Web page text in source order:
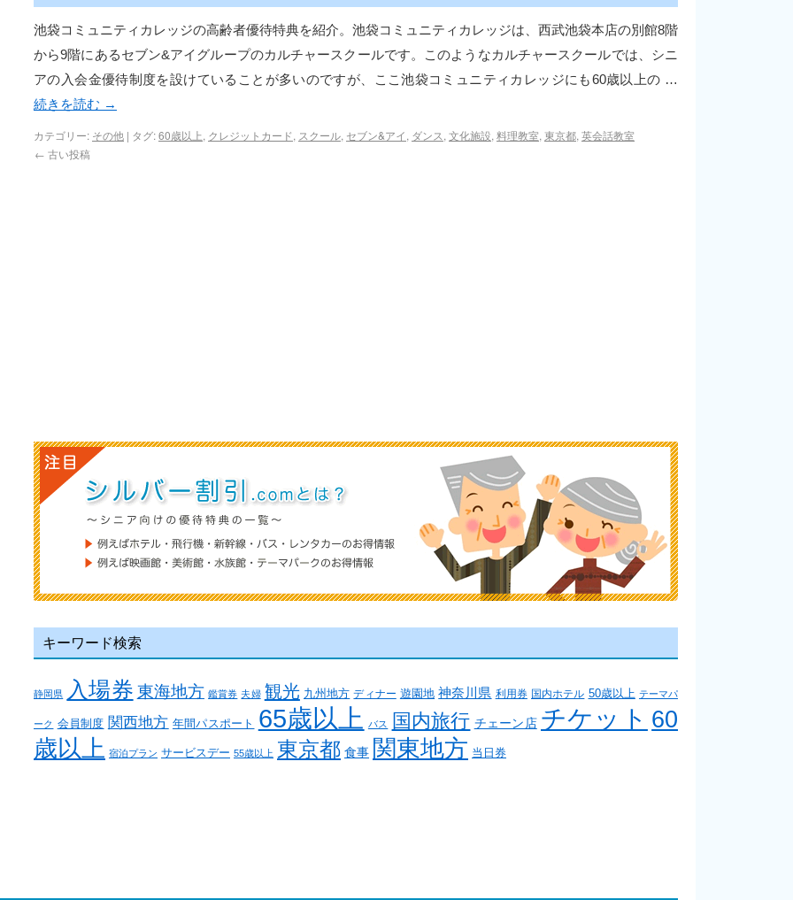
池袋コミュニティカレッジの高齢者優待特典を紹介。池袋コミュニティカレッジは、西武池袋本店の別館8階
から9階にあるセブン&アイグループのカルチャースクールです。このようなカルチャースクールでは、シニ
アの入会金優待制度を設けていることが多いのですが、ここ池袋コミュニティカレッジにも60歳以上の …
続きを読む →
カテゴリー: その他 | タグ:60歳以上, クレジットカード, スクール, セブン&アイ, ダンス, 文化施設, 料理教室, 東京都, 英会話教室
← 古い投稿
キーワード検索
静岡県 入場券 東海地方 鑑賞券 夫婦 観光 九州地方 ディナー 遊園地 神奈川県 利用券 国内ホテル 50歳以上 テーマパ
ーク 会員制度 関西地方 年間パスポート 65歳以上 バス 国内旅行 チェーン店 チケット 60
歳以上 宿泊プラン サービスデー 55歳以上 東京都 食事 関東地方 当日券